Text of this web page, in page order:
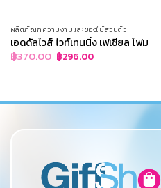
ผลิตภัณฑ์ความงามและของใช้ส่วนตัว
เอดดัลไวส์ ไวท์เทนนิ่ง เฟเชียล โฟม
฿370.00 Original
price
฿296.00Current
price